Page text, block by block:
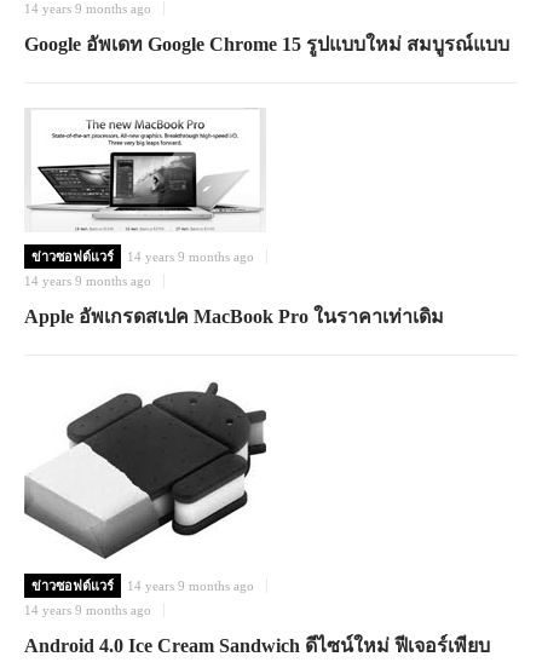
14 years 9 months ago
Google อัพเดท Google Chrome 15 รูปแบบใหม่ สมบูรณ์แบบ
ข่าวซอฟต์แวร์
14 years 9 months ago
14 years 9 months ago
Apple อัพเกรดสเปค MacBook Pro ในราคาเท่าเดิม
ข่าวซอฟต์แวร์
14 years 9 months ago
14 years 9 months ago
Android 4.0 Ice Cream Sandwich ดีไซน์ใหม่ ฟีเจอร์เพียบ